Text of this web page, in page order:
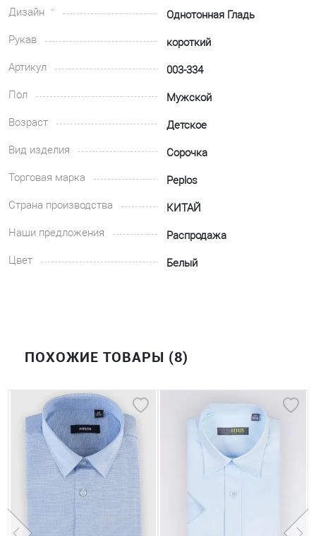
Дизайн
Однотонная Гладь
Рукав
короткий
Артикул
003-334
Пол
Мужской
Возраст
Детское
Вид изделия
Сорочка
Торговая марка
Peplos
Страна производства
КИТАЙ
Наши предложения
Распродажа
Цвет
Белый
ПОХОЖИЕ ТОВАРЫ (8)